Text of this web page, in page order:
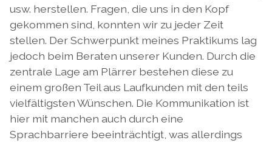
usw. herstellen. Fragen, die uns in den Kopf
gekommen sind, konnten wir zu jeder Zeit
stellen. Der Schwerpunkt meines Praktikums lag
jedoch beim Beraten unserer Kunden. Durch die
zentrale Lage am Plärrer bestehen diese zu
einem großen Teil aus Laufkunden mit den teils
vielfältigsten Wünschen. Die Kommunikation ist
hier mit manchen auch durch eine
Sprachbarriere beeinträchtigt, was allerdings